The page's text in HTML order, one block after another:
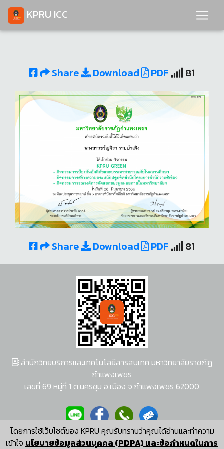
KPRU ICC
Share Download PDF 81
Share Download PDF 81
โดยการใช้เว็บไซต์ของ KPRU คุณรับทราบว่าคุณได้อ่านและทำความ
เข้าใจ นโยบายข้อมูลส่วนบุคคล (PDPA) และข้อกำหนดในการ
สำนักวิทยบริการและเทคโนโลยีสารสนเทศ มหาวิทยาลัยราชภัฏ
กำแพงเพชร
เลขที่ 69 หมู่ที่ 1 ต.นครชุม อ.เมือง จ.กำแพงเพชร 62000
ผู้พัฒนาระบบ อนุชา พวงผกา